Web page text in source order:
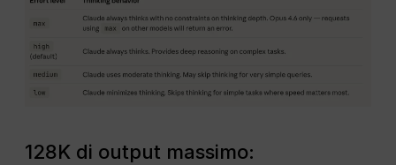
128K di output massimo: